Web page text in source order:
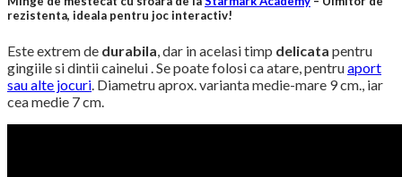
rezistenta, ideala pentru joc interactiv!
Este extrem de durabila, dar in acelasi timp delicata pentru
gingiile si dintii cainelui . Se poate folosi ca atare, pentruaport
sau alte jocuri. Diametru aprox. varianta medie-mare 9 cm., iar
cea medie 7 cm.